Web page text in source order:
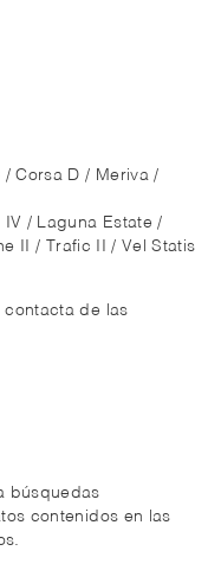
Corsa D / Meriva /
/ Laguna Estate /
II / Trafic II / Vel Statis
contacta de las
búsquedas
contenidos en las